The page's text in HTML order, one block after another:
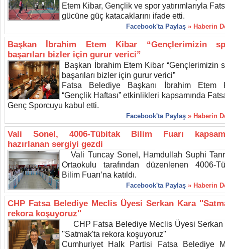
Etem Kibar, Gençlik ve spor yatırımlarıyla
gücüne güç katacaklarını ifade etti.
Facebook'ta Paylaş » Haberin
Başkan İbrahim Etem Kibar “Gençlerimizin
başarıları bizler için gurur verici”
Başkan İbrahim Etem Kibar “Gençlerimizin
başarıları bizler için gurur verici”
Fatsa Belediye Başkanı İbrahim Etem
“Gençlik Haftası” etkinlikleri kapsamında
Genç Sporcuyu kabul etti.
Facebook'ta Paylaş » Haberin
Vali Sonel, 4006-Tübitak Bilim Fuarı
hazırlanan sergiyi gezdi
Vali Tuncay Sonel, Hamdullah Suphi
Ortaokulu tarafından düzenlenen 4006-
Bilim Fuarı’na katıldı.
Facebook'ta Paylaş » Haberin
CHP Fatsa Belediye Meclis Üyesi Serkan Kara
rekora koşuyoruz''
CHP Fatsa Belediye Meclis Üyesi Serkan
''Satmak'ta rekora koşuyoruz''
Cumhuriyet Halk Partisi Fatsa Belediye